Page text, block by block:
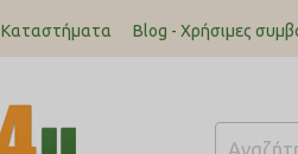
Καταστήματα Blog - Χρήσιμες